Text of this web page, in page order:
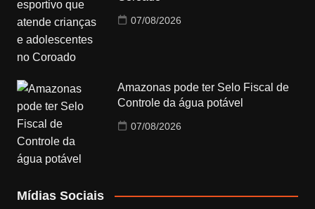
07/08/2026
Amazonas pode ter Selo Fiscal de
Controle da água potável
07/08/2026
Mídias Sociais